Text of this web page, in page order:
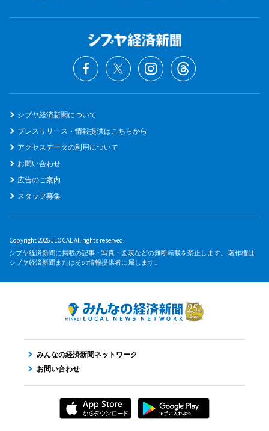
シブヤ経済新聞について
プレスリリース・情報提供はこちらから
アクセスデータの利用について
お問い合わせ
広告のご案内
スタッフ募集
Copyright 2026 JLOCAL All rights reserved.
シブヤ経済新聞に掲載の記事・写真・図表などの無断転載を禁止します。 著作権は
シブヤ経済新聞またはその情報提供者に属します。
みんなの経済新聞ネットワーク
お問い合わせ